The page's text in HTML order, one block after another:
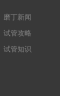
磨丁新闻
试管攻略
试管知识